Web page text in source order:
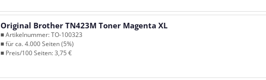
Original Brother TN423M Toner Magenta XL
■ Artikelnummer: TO-100323
■ für ca. 4.000 Seiten (5%)
■ Preis/100 Seiten: 3,75 €